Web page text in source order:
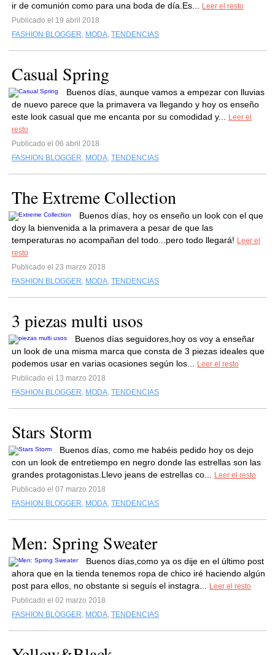
ir de comunión como para una boda de día.Es...
Leer el resto
Publicado el 19 abril 2018
FASHION BLOGGER, MODA, TENDENCIAS
Casual Spring
Buenos días, aunque vamos a empezar con lluvias
de nuevo parece que la primavera va llegando y hoy os enseño
este look casual que me encanta por su comodidad y...
Leer el
resto
Publicado el 06 abril 2018
FASHION BLOGGER, MODA, TENDENCIAS
The Extreme Collection
Buenos días, hoy os enseño un look con el que
doy la bienvenida a la primavera a pesar de que las
temperaturas no acompañan del todo...pero todo llegará! Leer el
resto
Publicado el 23 marzo 2018
FASHION BLOGGER, MODA, TENDENCIAS
3 piezas multi usos
Buenos días seguidores,hoy os voy a enseñar
un look de una misma marca que consta de 3 piezas ideales que
podemos usar en varias ocasiones según los...
Leer el resto
Publicado el 13 marzo 2018
FASHION BLOGGER, MODA, TENDENCIAS
Stars Storm
Buenos días, como me habéis pedido hoy os dejo
con un look de entretiempo en negro donde las estrellas son las
grandes protagonistas.Llevo jeans de estrellas co...
Leer el resto
Publicado el 07 marzo 2018
FASHION BLOGGER, MODA, TENDENCIAS
Men: Spring Sweater
Buenos días,como ya os dije en el último post
ahora que en la tienda tenemos ropa de chico iré haciendo algún
post para ellos, no obstante si seguís el instagra...
Leer el resto
Publicado el 02 marzo 2018
FASHION BLOGGER, MODA, TENDENCIAS